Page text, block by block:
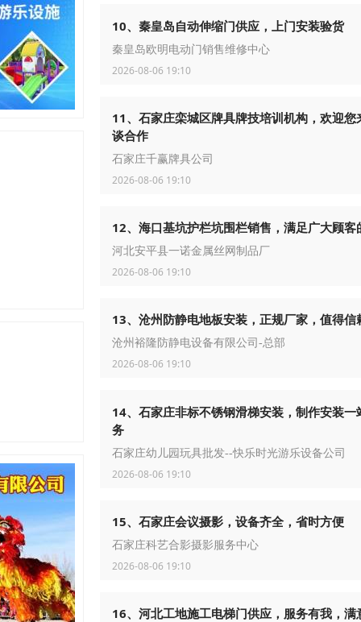
10、秦皇岛自动伸缩门供应，上门安装验货
秦皇岛欧明电动门销售维修中心
2026-08-06 19:10
11、石家庄栾城区牌具牌技培训机构，欢迎您
谈合作
石家庄千赢牌具公司
2026-08-06 19:10
12、海口基坑护栏坑围栏销售，满足广大顾客
河北安平县一诺金属丝网制品厂
2026-08-06 19:10
13、沧州防静电地板安装，正规厂家，值得信
沧州裕隆防静电设备有限公司-总部
2026-08-06 19:10
14、石家庄非标不锈钢滑梯安装，制作安装一
务
石家庄幼儿园玩具批发--快乐时光游乐设备公司
2026-08-06 19:10
15、石家庄会议摄影，设备齐全，省时方便
石家庄科艺合影摄影服务中心
2026-08-06 19:10
16、河北工地施工电梯门供应，服务有我，满